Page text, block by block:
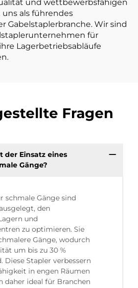
und wettbewerbsfähigen
als führendes
Gabelstaplerbranche. Wir sind
für
Lagerbetriebsabläufe
Fragen
der Einsatz eines
Gänge?
schmale Gänge sind
den
und
zu optimieren. Sie
Gänge, wodurch
um bis zu 30 %
Diese Stapler verbessern
in engen Räumen
daher ideal für Branchen